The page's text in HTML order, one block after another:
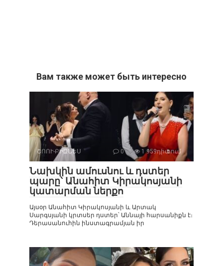
Вам также может быть интересно
ՇՈՈՒ-ԲԻԶՆԵՍ 0 1 959դիտում
Նախկին ամուսնու և դստեր
պարը՝ Անահիտ Կիրակոսյանի
կատարման ներքո
Այսօր Անահիտ Կիրակոսյանի և Արտակ
Սարգսյանի կրտսեր դստեր՝ Աննայի հարսանիքն է։
Դերասանուհին ինստագրամյան իր